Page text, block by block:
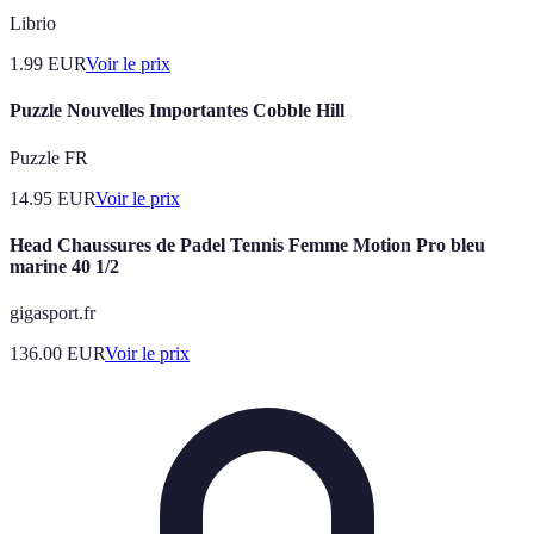
Librio
1.99 EURVoir le prix
Puzzle Nouvelles Importantes Cobble Hill
Puzzle FR
14.95 EURVoir le prix
Head Chaussures de Padel Tennis Femme Motion Pro bleu
marine 40 1/2
gigasport.fr
136.00 EURVoir le prix